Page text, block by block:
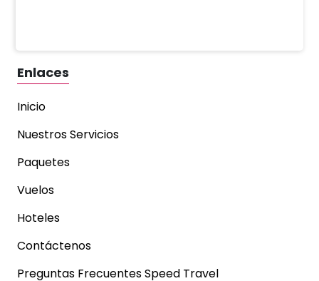
Enlaces
Inicio
Nuestros Servicios
Paquetes
Vuelos
Hoteles
Contáctenos
Preguntas Frecuentes Speed Travel